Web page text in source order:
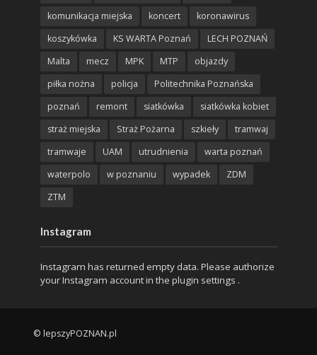
komunikacja miejska
koncert
koronawirus
koszykówka
KS WARTA Poznań
LECH POZNAŃ
Malta
mecz MPK MTP
objazdy
piłka nożna
policja
Politechnika Poznańska
poznań
remont siatkówka
siatkówka kobiet
straż miejska
Straż Pożarna szkieły
tramwaj
tramwaje
UAM utrudnienia
warta poznań
waterpolo
w poznaniu wypadek
ZDM
ZTM
Instagram
Instagram has returned empty data. Please authorize
your Instagram account in the plugin settings .
© lepszyPOZNAN.pl